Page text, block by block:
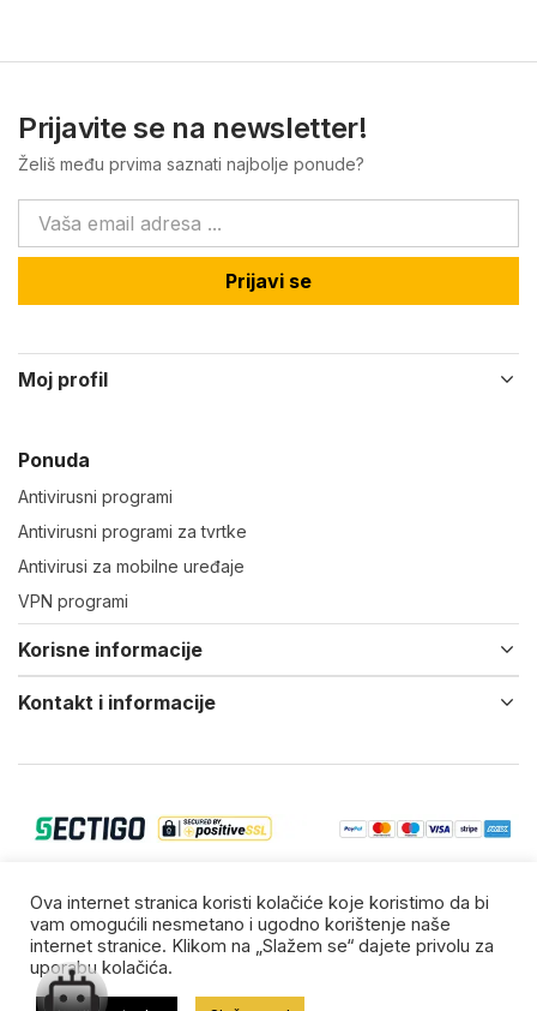
Prijavite se na newsletter!
Želiš među prvima saznati najbolje ponude?
Prijavi se
Moj profil
Ponuda
Antivirusni programi
Antivirusni programi za tvrtke
Antivirusi za mobilne uređaje
VPN programi
Korisne informacije
Kontakt i informacije
© 2022-25 Virtual IT d.o.o. Vsa prava zadržana.
Zaštitni znakovi su vlasništvo njihovih vlasnika.
Ova internet stranica koristi kolačiće koje koristimo da bi
vam omogućili nesmetano i ugodno korištenje naše
internet stranice. Klikom na „Slažem se“ dajete privolu za
uporabu kolačića.